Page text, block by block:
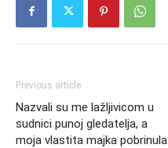
Previous article
Nazvali su me lažljivicom u
sudnici punoj gledatelja, a
moja vlastita majka pobrinula